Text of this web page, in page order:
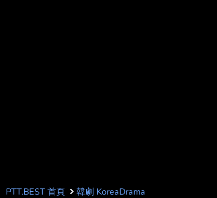
PTT.BEST 首頁 韓劇 KoreaDrama